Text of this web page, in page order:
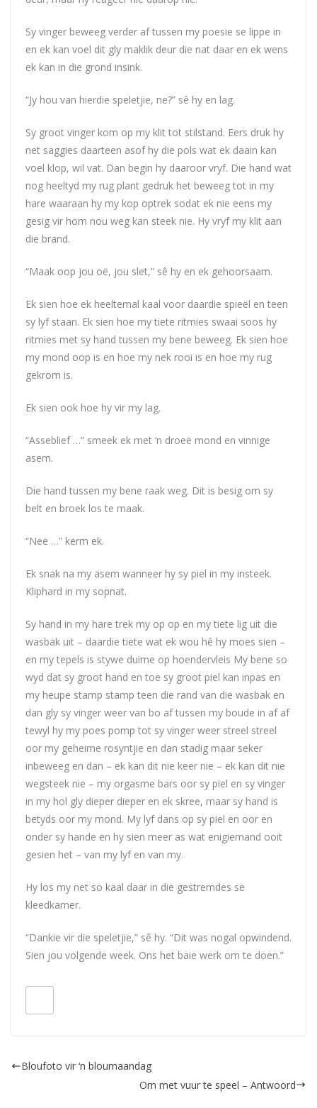
Sy vinger beweeg verder af tussen my poesie se lippe in
en ek kan voel dit gly maklik deur die nat daar en ek wens
ek kan in die grond insink.
“Jy hou van hierdie speletjie, ne?” sê hy en lag.
Sy groot vinger kom op my klit tot stilstand. Eers druk hy
net saggies daarteen asof hy die pols wat ek daain kan
voel klop, wil vat. Dan begin hy daaroor vryf. Die hand wat
nog heeltyd my rug plant gedruk het beweeg tot in my
hare waaraan hy my kop optrek sodat ek nie eens my
gesig vir hom nou weg kan steek nie. Hy vryf my klit aan
die brand.
“Maak oop jou oë, jou slet,” sê hy en ek gehoorsaam.
Ek sien hoe ek heeltemal kaal voor daardie spieël en teen
sy lyf staan. Ek sien hoe my tiete ritmies swaai soos hy
ritmies met sy hand tussen my bene beweeg. Ek sien hoe
my mond oop is en hoe my nek rooi is en hoe my rug
gekrom is.
Ek sien ook hoe hy vir my lag.
“Asseblief …” smeek ek met ‘n droeë mond en vinnige
asem.
Die hand tussen my bene raak weg. Dit is besig om sy
belt en broek los te maak.
“Nee …” kerm ek.
Ek snak na my asem wanneer hy sy piel in my insteek.
Kliphard in my sopnat.
Sy hand in my hare trek my op op en my tiete lig uit die
wasbak uit – daardie tiete wat ek wou hê hy moes sien –
en my tepels is stywe duime op hoendervleis My bene so
wyd dat sy groot hand en toe sy groot piel kan inpas en
my heupe stamp stamp teen die rand van die wasbak en
dan gly sy vinger weer van bo af tussen my boude in af af
tewyl hy my poes pomp tot sy vinger weer streel streel
oor my geheime rosyntjie en dan stadig maar seker
inbeweeg en dan – ek kan dit nie keer nie – ek kan dit nie
wegsteek nie – my orgasme bars oor sy piel en sy vinger
in my hol gly dieper dieper en ek skree, maar sy hand is
betyds oor my mond. My lyf dans op sy piel en oor en
onder sy hande en hy sien meer as wat enigiemand ooit
gesien het – van my lyf en van my.
Hy los my net so kaal daar in die gestremdes se
kleedkamer.
“Dankie vir die speletjie,” sê hy. “Dit was nogal opwindend.
Sien jou volgende week. Ons het baie werk om te doen.”
Bloufoto vir ‘n bloumaandag
Om met vuur te speel – Antwoord